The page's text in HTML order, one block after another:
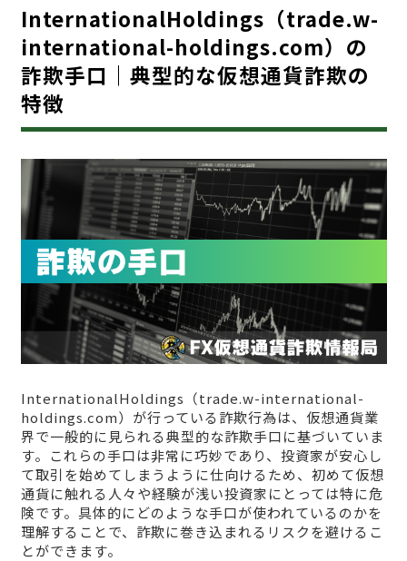
InternationalHoldings（trade.w-
international-holdings.com）の
詐欺手口｜典型的な仮想通貨詐欺の
特徴
InternationalHoldings（trade.w-international-
holdings.com）が行っている詐欺行為は、仮想通貨業
界で一般的に見られる典型的な詐欺手口に基づいていま
す。これらの手口は非常に巧妙であり、投資家が安心し
て取引を始めてしまうように仕向けるため、初めて仮想
通貨に触れる人々や経験が浅い投資家にとっては特に危
険です。具体的にどのような手口が使われているのかを
理解することで、詐欺に巻き込まれるリスクを避けるこ
とができます。